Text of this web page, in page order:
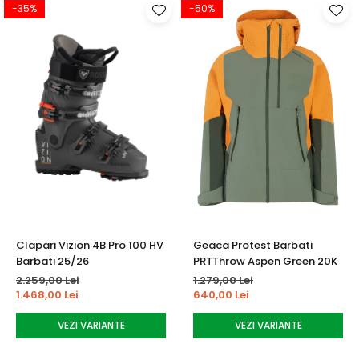
-35%
Clapari Vizion 4B Pro 100 HV
Barbati 25/26
2.259,00 Lei
1.468,00 Lei
VEZI VARIANTE
-50%
Geaca Protest Barbati
PRTThrow Aspen Green 20K
1.279,00 Lei
640,00 Lei
VEZI VARIANTE